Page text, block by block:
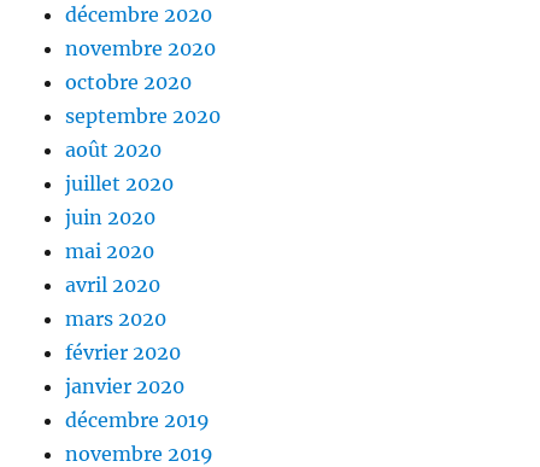
décembre 2020
novembre 2020
octobre 2020
septembre 2020
août 2020
juillet 2020
juin 2020
mai 2020
avril 2020
mars 2020
février 2020
janvier 2020
décembre 2019
novembre 2019